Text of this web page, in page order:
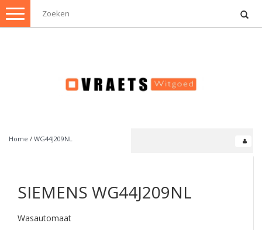
Toggle
navigation
Home / WG44J209NL
SIEMENS WG44J209NL
Wasautomaat